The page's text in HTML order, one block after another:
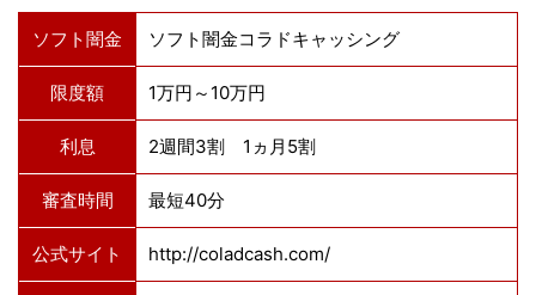
ソフト闇金 ソフト闇金コラドキャッシング
限度額 1万円～10万円
利息 2週間3割 1ヵ月5割
審査時間 最短40分
公式サイト http://coladcash.com/